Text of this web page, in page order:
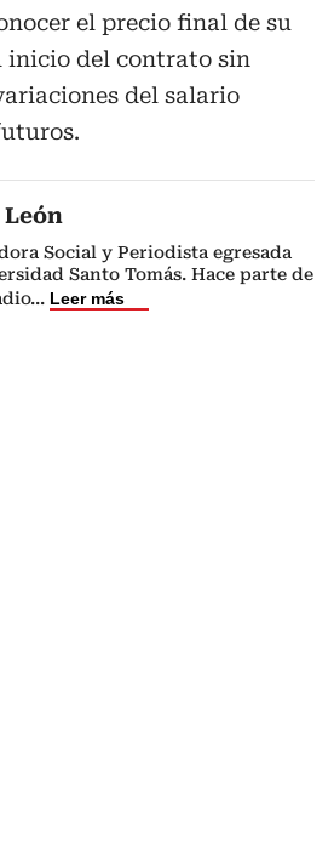
el precio final de su
inicio del contrato sin
del salario
Social y Periodista egresada
Santo Tomás. Hace parte de
... Leer más